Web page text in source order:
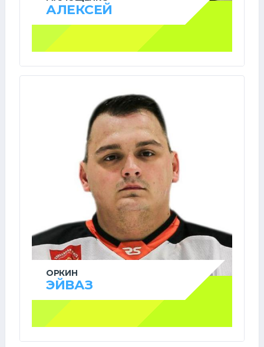
АЛЕКСЕЙ
ОРКИН
ЭЙВАЗ